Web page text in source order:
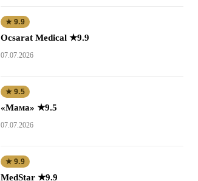
★ 9.9
Ocsarat Medical ★9.9
07.07.2026
★ 9.5
«Мама» ★9.5
07.07.2026
★ 9.9
MedStar ★9.9